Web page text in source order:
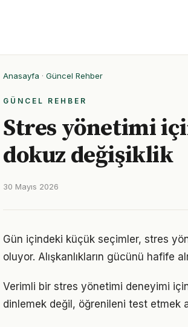
Anasayfa · Güncel Rehber
GÜNCEL REHBER
Stres yönetimi
dokuz değişiklik
30 Mayıs 2026
Gün içindeki küçük seçimler, stres
oluyor. Alışkanlıkların gücünü hafife
Verimli bir stres yönetimi deneyimi
dinlemek değil, öğrenileni test etmek